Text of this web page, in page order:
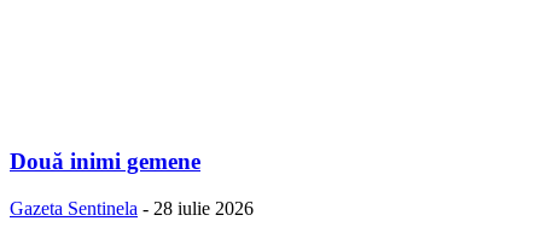
Două inimi gemene
Gazeta Sentinela - 28 iulie 2026